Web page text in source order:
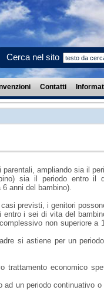
Cerca nel sito
Contatti
ampliando sia il
sia il periodo entro il
anni del bambino).
previsti, i genitori
i sei di vita del
non superiore a
si astiene per un periodo
trattamento economico
ad un periodo continuativo